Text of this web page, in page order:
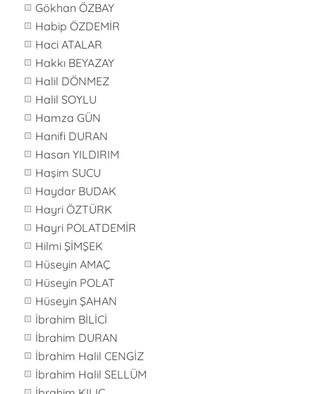
Gökhan ÖZBAY
Habip ÖZDEMİR
Haci ATALAR
Hakkı BEYAZAY
Halil DÖNMEZ
Halil SOYLU
Hamza GÜN
Hanifi DURAN
Hasan YILDIRIM
Haşim SUCU
Haydar BUDAK
Hayri ÖZTÜRK
Hayri POLATDEMİR
Hilmi ŞİMŞEK
Hüseyin AMAÇ
Hüseyin POLAT
Hüseyin ŞAHAN
İbrahim BİLİCİ
İbrahim DURAN
İbrahim Halil CENGİZ
İbrahim Halil SELLÜM